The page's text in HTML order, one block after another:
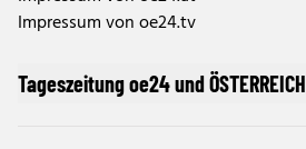
Impressum von oe24.tv
Tageszeitung oe24 und ÖSTERREICH